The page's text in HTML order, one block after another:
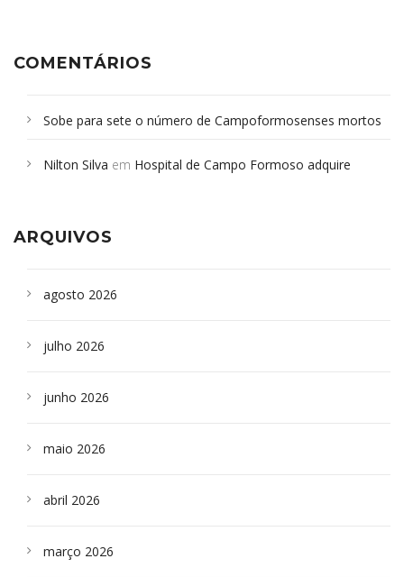
COMENTÁRIOS
Sobe para sete o número de Campoformosenses mortos
Campoformosenses que morreram em desabamentos são
Nilton Silva em Hospital de Campo Formoso adquire
ARQUIVOS
agosto 2026
julho 2026
junho 2026
maio 2026
abril 2026
março 2026